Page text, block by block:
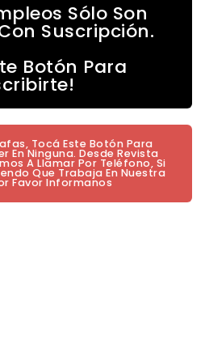
Sólo Son
Suscripción.
Botón Para
Tocá Este Botón Para
En Ninguna. Desde Revista
A Llamar Por Teléfono, Si
Que Trabaja En Nuestra
Favor Informanos